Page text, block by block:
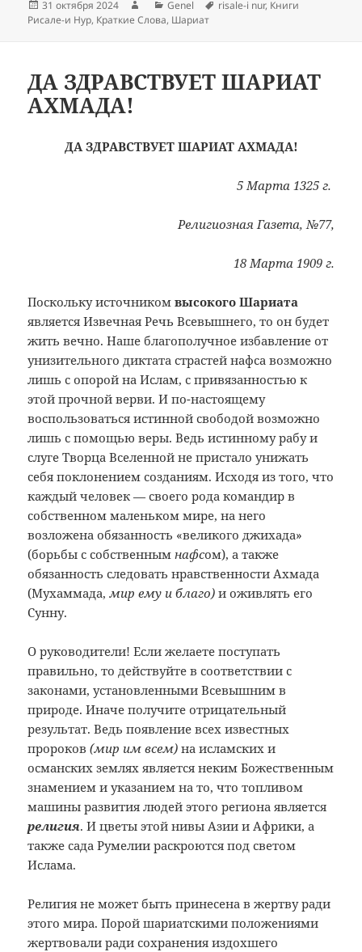
Опубликовано
31 октября 2024 АвторРубрики
Genel Метки
risale-i nur, Книги
Рисале-и Нур, Краткие Слова, Шариат
ДА ЗДРАВСТВУЕТ ШАРИАТ
АХМАДА!
ДА ЗДРАВСТВУЕТ ШАРИАТ АХМАДА!
5 Марта 1325 г.
Религиозная Газета, №77,
18 Марта 1909 г.
Поскольку источникомвысокого Шариата
является Извечная Речь Всевышнего, то он будет
жить вечно. Наше благополучное избавление от
унизительного диктата страстей нафса возможно
лишь с опорой на Ислам, с привязанностью к
этой прочной верви. И по-настоящему
воспользоваться истинной свободой возможно
лишь с помощью веры. Ведь истинному рабу и
слуге Творца Вселенной не пристало унижать
себя поклонением созданиям. Исходя из того, что
каждый человек — своего рода командир в
собственном маленьком мире, на него
возложена обязанность «великого джихада»
(борьбы с собственным нафсом), а также
обязанность следовать нравственности Ахмада
(Мухаммада,мир ему и благо)и оживлять его
Сунну.
О руководители! Если желаете поступать
правильно, то действуйте в соответствии с
законами, установленными Всевышним в
природе. Иначе получите отрицательный
результат. Ведь появление всех известных
пророков(мир им всем) на исламских и
османских землях является неким Божественным
знамением и указанием на то, что топливом
машины развития людей этого региона является
религия. И цветы этой нивы Азии и Африки, а
также сада Румелии раскроются под светом
Ислама.
Религия не может быть принесена в жертву ради
этого мира. Порой шариатскими положениями
жертвовали ради сохранения издохшего